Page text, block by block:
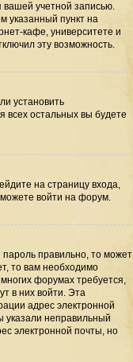
вашей учетной записью.
указанный пункт на
кафе, университете и
эту возможность.
установить
всех остальных вы будете
на страницу входа,
войти на форум.
правильно, то может
то вам необходимо
форумах требуется,
в них войти. Эта
адрес электронной
указали неправильный
электронной почты, но